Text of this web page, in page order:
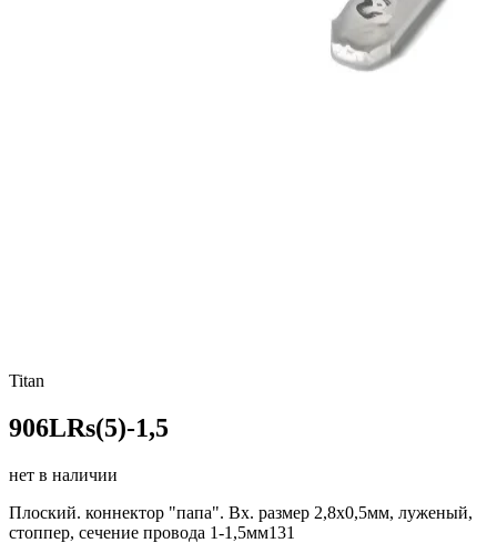
Titan
906LRs(5)-1,5
нет в наличии
Плоский. коннектор "папа". Вх. размер 2,8х0,5мм, луженый,
стоппер, сечение провода 1-1,5мм131